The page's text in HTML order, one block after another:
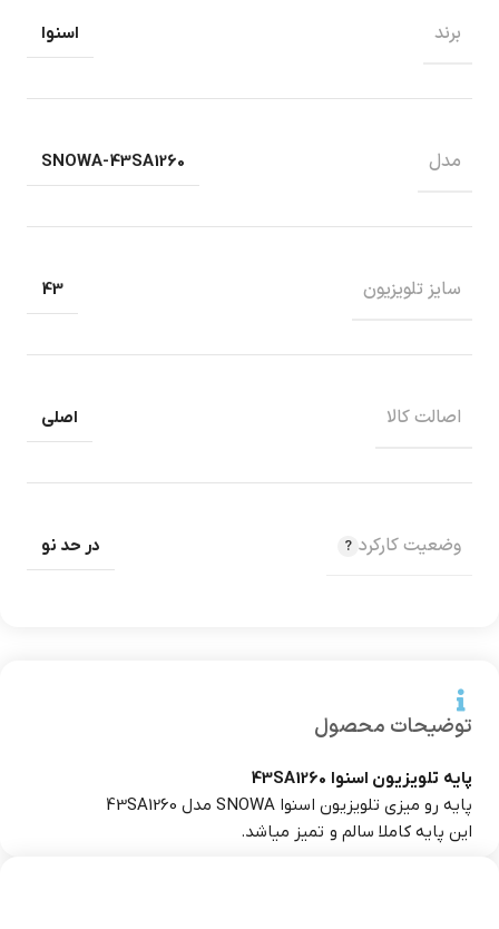
توضیحات محصول
پایه تلویزیون اسنوا 43SA1260
پایه رو میزی تلویزیون اسنوا SNOWA مدل 43SA1260
این پایه کاملا سالم و تمیز میاشد.
برند اسنوا
مدل SNOWA-43SA1260
سایز تلویزیون 43
اصالت کالا اصلی
وضعیت کارکرد در حد نو